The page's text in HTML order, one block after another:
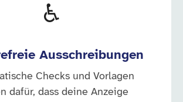
♿
Ausschreibungen
Checks und Vorlagen
dafür, dass deine Anzeige